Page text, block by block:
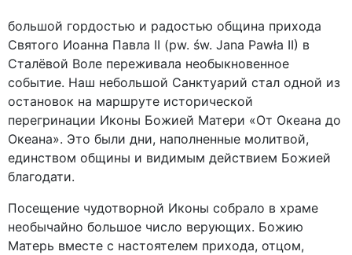
большой гордостью и радостью община прихода
Святого Иоанна Павла II (pw. św. Jana Pawła II) в
Сталёвой Воле переживала необыкновенное
событие. Наш небольшой Санктуарий стал одной из
остановок на маршруте исторической
перегринации Иконы Божией Матери «От Океана до
Океана». Это были дни, наполненные молитвой,
единством общины и видимым действием Божией
благодати.
Посещение чудотворной Иконы собрало в храме
необычайно большое число верующих. Божию
Матерь вместе с настоятелем прихода, отцом,